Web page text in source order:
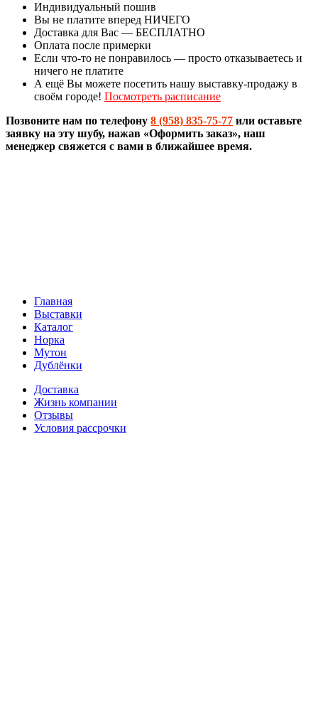
Индивидуальный пошив
Вы не платите вперед НИЧЕГО
Доставка для Вас — БЕСПЛАТНО
Оплата после примерки
Если что-то не понравилось — просто отказываетесь и
ничего не платите
А ещё Вы можете посетить нашу выставку-продажу в
своём городе! Посмотреть расписание
Позвоните нам по телефону 8 (958) 835-75-77 или оставьте
заявку на эту шубу, нажав «Оформить заказ», наш
менеджер свяжется с вами в ближайшее время.
Главная
Выставки
Каталог
Норка
Мутон
Дублёнки
Доставка
Жизнь компании
Отзывы
Условия рассрочки